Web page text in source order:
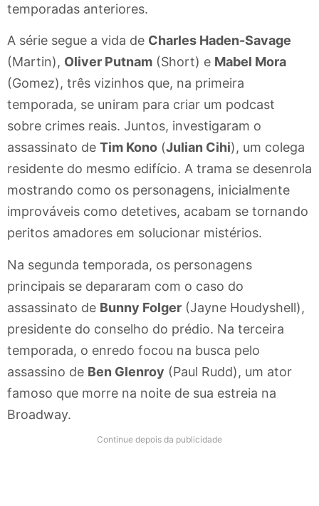
temporadas anteriores.
A série segue a vida de Charles Haden-Savage
(Martin), Oliver Putnam (Short) e Mabel Mora
(Gomez), três vizinhos que, na primeira
temporada, se uniram para criar um podcast
sobre crimes reais. Juntos, investigaram o
assassinato de Tim Kono (Julian Cihi), um colega
residente do mesmo edifício. A trama se desenrola
mostrando como os personagens, inicialmente
improváveis como detetives, acabam se tornando
peritos amadores em solucionar mistérios.
Na segunda temporada, os personagens
principais se depararam com o caso do
assassinato de Bunny Folger (Jayne Houdyshell),
presidente do conselho do prédio. Na terceira
temporada, o enredo focou na busca pelo
assassino de Ben Glenroy (Paul Rudd), um ator
famoso que morre na noite de sua estreia na
Broadway.
Continue depois da publicidade